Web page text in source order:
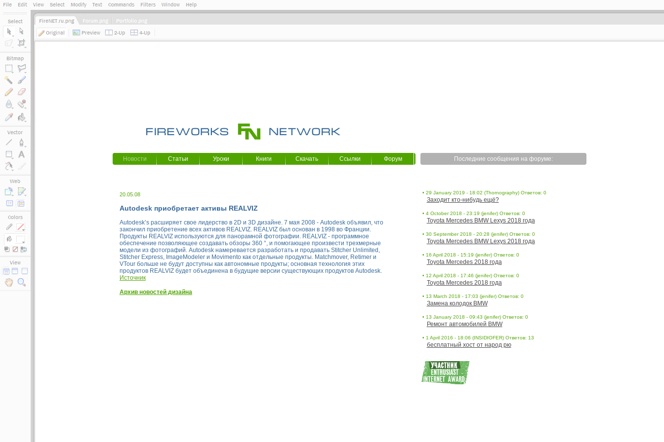
Новости Статьи Уроки Книги Скачать Ссылки Форум Последние сообщения на форуме:
• 29 January 2019 - 18:02 (Thornography) Ответов: 0
Заходит кто-нибудь ещё?
• 4 October 2018 - 23:19 (jenifer) Ответов: 0
Toyota Mercedes BMW Lexys 2018 года
• 30 September 2018 - 20:28 (jenifer) Ответов: 0
Toyota Mercedes BMW Lexys 2018 года
• 16 April 2018 - 15:19 (jenifer) Ответов: 0
Toyota Mercedes 2018 года
• 12 April 2018 - 17:46 (jenifer) Ответов: 0
Toyota Mercedes 2018 года
• 13 March 2018 - 17:03 (jenifer) Ответов: 0
Замена колодок BMW
• 13 January 2018 - 09:43 (jenifer) Ответов: 0
Ремонт автомобилей BMW
• 1 April 2016 - 18:06 (INSIDIOFER) Ответов: 13
бесплатный хост от народ рю
20.05.08
Autodesk приобретает активы REALVIZ
Autodesk’s расширяет свое лидерство в 2D и 3D дизайне. 7 мая 2008 - Autodesk объявил, что
закончил приобретение всех активов REALVIZ. REALVIZ был основан в 1998 во Франции.
Продукты REALVIZ используются для панорамной фотографии. REALVIZ - программное
обеспечение позволяющее создавать обзоры 360 °, и помогающее произвести трехмерные
модели из фотографий. Autodesk намеревается разработать и продавать Stitcher Unlimited,
Stitcher Express, ImageModeler и Movimento как отдельные продукты. Matchmover, Retimer и
VTour больше не будут доступны как автономные продукты; основная технология этих
продуктов REALVIZ будет объединена в будущие версии существующих продуктов Autodesk.
Источник
Архив новостей дизайна